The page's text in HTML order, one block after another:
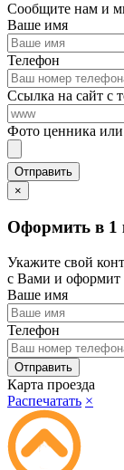
Сообщите нам и
Ваше имя
Телефон
Ссылка на сайт с
Фото ценника или
×
Оформить в 1
Укажите свой
с Вами и оформит
Ваше имя
Телефон
Карта проезда
Распечатать ×